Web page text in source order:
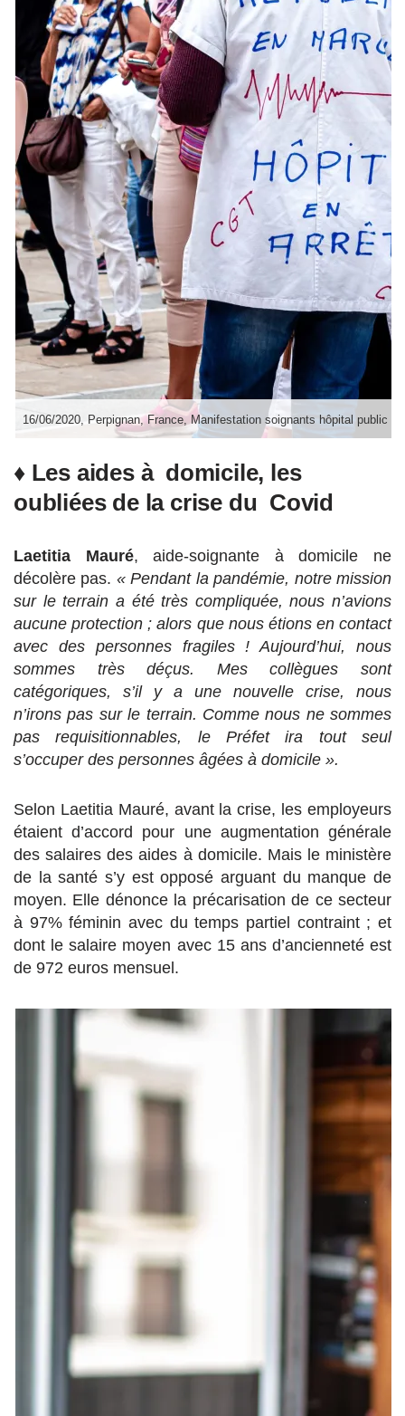
16/06/2020, Perpignan, France, Manifestation soignants hôpital public et
♦ Les aides à domicile, les
oubliées de la crise du Covid
Laetitia Mauré, aide-soignante à domicile ne
décolère pas. « Pendant la pandémie, notre mission
sur le terrain a été très compliquée, nous n’avions
aucune protection ; alors que nous étions en contact
avec des personnes fragiles ! Aujourd’hui, nous
sommes très déçus. Mes collègues sont
catégoriques, s’il y a une nouvelle crise, nous
n’irons pas sur le terrain. Comme nous ne sommes
pas requisitionnables, le Préfet ira tout seul
s’occuper des personnes âgées à domicile ».
Selon Laetitia Mauré, avant la crise, les employeurs
étaient d’accord pour une augmentation générale
des salaires des aides à domicile. Mais le ministère
de la santé s’y est opposé arguant du manque de
moyen. Elle dénonce la précarisation de ce secteur
à 97% féminin avec du temps partiel contraint ; et
dont le salaire moyen avec 15 ans d’ancienneté est
de 972 euros mensuel.